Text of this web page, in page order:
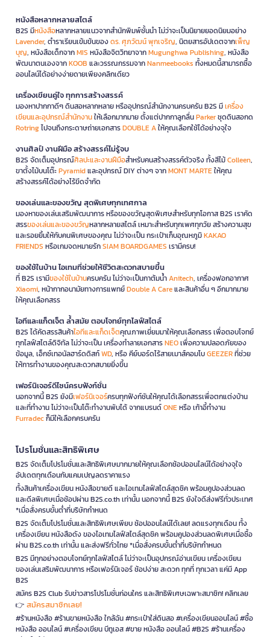
หนังสือหลากหลายสไตล์
B2S มีหนังสือหลากหลายแนวจากสำนักพิมพ์ชั้นนำ ไม่ว่าจะเป็นนิยายยอดนิยมอย่าง
Lavender, ตำราเรียนเข้มข้นของดร. ศุภวัฒน์ พุกเจริญ, นิตยสารอัปเดตจากเพ็ญ
บุญ, หนังสือเด็กจากMIS หนังสือจิตวิทยาจากMugunghwa Publishing, หนังสือ
พัฒนาตนเองจากKOOB และวรรณกรรมจากNanmeebooks ทั้งหมดนี้สามารถซื้อ
ออนไลน์ได้อย่างง่ายดายเพียงคลิกเดียว
เครื่องเขียนคู่ใจ ทุกการสร้างสรรค์
มองหาปากกาดีๆ ดินสอหลากหลาย หรืออุปกรณ์สำนักงานครบครัน B2S มีเครื่อง
เขียนและอุปกรณ์สำนักงานให้เลือกมากมาย ตั้งแต่ปากกาลูกลื่นParkerชุดดินสอกด
Rotringไปจนถึงกระดาษถ่ายเอกสารDOUBLE Aให้คุณเลือกใช้ได้อย่างจุใจ
งานศิลป์ งานฝีมือ สร้างสรรค์ไม่รู้จบ
B2S จัดเต็มอุปกรณ์ศิลปะและงานฝีมือสำหรับคนสร้างสรรค์ตัวจริง ทั้งสีไม้Colleen,
ขาตั้งไม้บนโต๊ะPyramidและอุปกรณ์ DIY ต่างๆ จากMONT MARTEให้คุณ
สร้างสรรค์ได้อย่างไร้ขีดจำกัด
ของเล่นและของขวัญ สุดพิเศษทุกเทศกาล
มองหาของเล่นเสริมพัฒนาการ หรือของขวัญสุดพิเศษสำหรับทุกโอกาส B2S เราคัด
สรรของเล่นและของขวัญหลากหลายสไตล์ เหมาะสำหรับทุกเพศทุกวัย สร้างความสุข
และรอยยิ้มให้กับคนพิเศษของคุณ ไม่ว่าจะเป็น กระเป๋าเก็บอุณหภูมิKAKAO
FRIENDS หรือเกมจดหมายรักSIAM BOARDGAMES เรามีครบ!
ของใช้ในบ้าน ไอเทมที่ช่วยให้ชีวิตสะดวกสบายขึ้น
ที่ B2S เรามีของใช้ในบ้านครบครัน ไม่ว่าจะเป็นกาต้มน้ำAnitech, เครื่องฟอกอากาศ
Xiaomi, หน้ากากอนามัยทางการแพทย์Double A Careและสินค้าอื่น ๆ อีกมากมาย
ให้คุณเลือกสรร
ไอทีและแก็ดเจ็ต ล้ำสมัย ตอบโจทย์ทุกไลฟ์สไตล์
B2S ได้คัดสรรสินค้าไอทีและแก็ดเจ็ตคุณภาพเยี่ยมมาให้คุณเลือกสรร เพื่อตอบโจทย์
ทุกไลฟ์สไตล์ดิจิทัล ไม่ว่าจะเป็น เครื่องทำลายเอกสารNEOเพื่อความปลอดภัยของ
ข้อมูล, เอ็กซ์เทอนัลฮาร์ดดิสก์WD, หรือ คีย์บอร์ดไร้สายเมาส์คอมโบGEEZERที่ช่วย
ให้การทำงานของคุณสะดวกสบายยิ่งขึ้น
เฟอร์นิเจอร์ดีไซน์ครบฟังก์ชั่น
นอกจากนี้ B2S ยังมีเฟอร์นิเจอร์ครบทุกฟังก์ชันให้คุณได้เลือกสรรเพื่อตกแต่งบ้าน
และที่ทำงาน ไม่ว่าจะเป็นโต๊ะทำงานพับได้ จากแบรนด์ONEหรือ เก้าอี้ทำงาน
Furradecก็มีให้เลือกครบครัน
โปรโมชั่นและสิทธิพิเศษ
B2S จัดเต็มโปรโมชั่นและสิทธิพิเศษมากมายให้คุณเลือกช้อปออนไลน์ได้อย่างจุใจ
อัปเดตทุกเดือนกับแคมเปญลดราคาแรง
ทั้งสินค้าเครื่องเขียน หนังสือขายดี และไอเทมไลฟ์สไตล์สุดชิค พร้อมคูปองส่วนลด
และดีลพิเศษเมื่อช้อปผ่าน B2S.co.th เท่านั้น นอกจากนี้ B2S ยังใจดีส่งฟรีทั่วประเทศ
*เมื่อสั่งครบขั้นต่ำที่บริษัทกำหนด
B2S จัดเต็มโปรโมชั่นและสิทธิพิเศษเพียบ ช้อปออนไลน์ได้เลย! ลดแรงทุกเดือน ทั้ง
เครื่องเขียน หนังสือดัง ของไอเทมไลฟ์สไตล์สุดชิค พร้อมคูปองส่วนลดพิเศษเมื่อซื้อ
ผ่าน B2S.co.th เท่านั้น และส่งฟรีทั่วไทย *เมื่อสั่งครบขั้นต่ำที่บริษัทกำหนด
B2S มีทุกอย่างตอบโจทย์ทุกไลฟ์สไตล์ ไม่ว่าจะเป็นอุปกรณ์อ่านเขียน เครื่องเขียน
ของเล่นเสริมพัฒนาการ หรือเฟอร์นิเจอร์ ช้อปง่าย สะดวก ทุกที่ ทุกเวลา แค่มี App
B2S
สมัคร B2S Club รับข่าวสารโปรโมชั่นก่อนใคร และสิทธิพิเศษเฉพาะสมาชิก! คลิกเลย
👉 สมัครสมาชิกเลย!
#ร้านหนังสือ #ร้านขายหนังสือ ใกล้ฉัน #กระเป๋าใส่ดินสอ #เครื่องเขียนออนไลน์ #ซื้อ
หนังสือ ออนไลน์ #เครื่องเขียน บีทูเอส #ขาย หนังสือ ออนไลน์ #B2S #ร้านเครื่อง